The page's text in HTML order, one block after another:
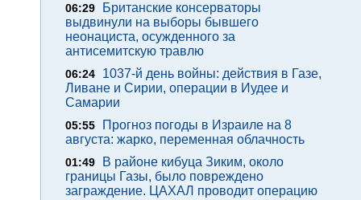
06:29
Британские консерваторы
выдвинули на выборы бывшего
неонациста, осужденного за
антисемитскую травлю
06:24
1037-й день войны: действия в Газе,
Ливане и Сирии, операции в Иудее и
Самарии
05:55
Прогноз погоды в Израиле на 8
августа: жарко, переменная облачность
01:49
В районе кибуца Зиким, около
границы Газы, было повреждено
заграждение. ЦАХАЛ проводит операцию